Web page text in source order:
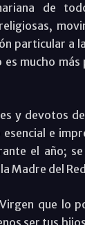
de
particular a
mucho
y devotos
esencial e
el año;
Madre del
que lo